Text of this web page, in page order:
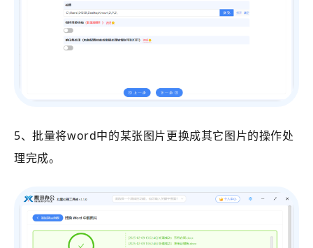
5、批量将word中的某张图片更换成其它图片的操作处
理完成。